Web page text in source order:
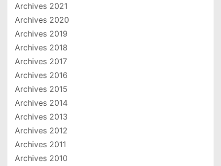
Archives 2021
Archives 2020
Archives 2019
Archives 2018
Archives 2017
Archives 2016
Archives 2015
Archives 2014
Archives 2013
Archives 2012
Archives 2011
Archives 2010